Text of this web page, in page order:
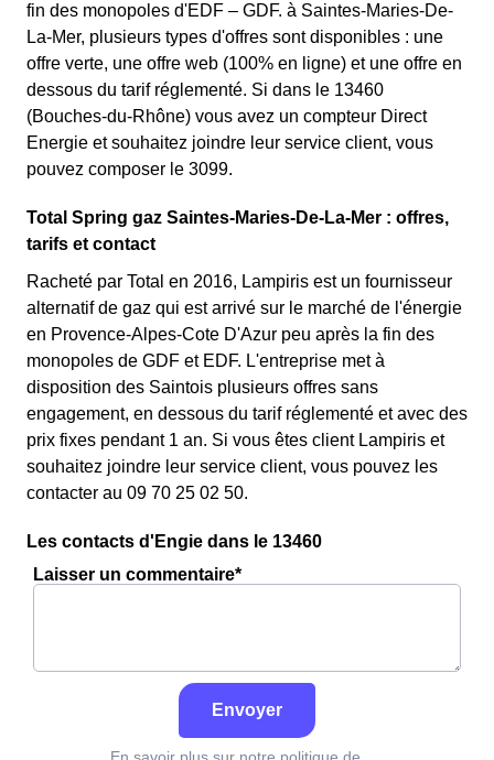
fin des monopoles d'EDF – GDF. à Saintes-Maries-De-
La-Mer, plusieurs types d'offres sont disponibles : une
offre verte, une offre web (100% en ligne) et une offre en
dessous du tarif réglementé. Si dans le 13460
(Bouches-du-Rhône) vous avez un compteur Direct
Energie et souhaitez joindre leur service client, vous
pouvez composer le 3099.
Total Spring gaz Saintes-Maries-De-La-Mer : offres,
tarifs et contact
Racheté par Total en 2016, Lampiris est un fournisseur
alternatif de gaz qui est arrivé sur le marché de l'énergie
en Provence-Alpes-Cote D'Azur peu après la fin des
monopoles de GDF et EDF. L'entreprise met à
disposition des Saintois plusieurs offres sans
engagement, en dessous du tarif réglementé et avec des
prix fixes pendant 1 an. Si vous êtes client Lampiris et
souhaitez joindre leur service client, vous pouvez les
contacter au 09 70 25 02 50.
Les contacts d'Engie dans le 13460
Laisser un commentaire*
Envoyer